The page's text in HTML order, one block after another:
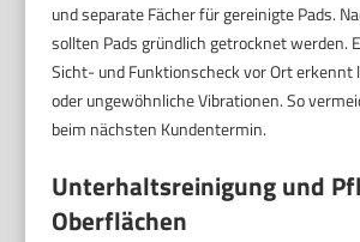
und separate Fächer für gereinigte Pads.
sollten Pads gründlich getrocknet werden.
Sicht- und Funktionscheck vor Ort erkennt
oder ungewöhnliche Vibrationen. So
beim nächsten Kundentermin.
Unterhaltsreinigung und
Oberflächen